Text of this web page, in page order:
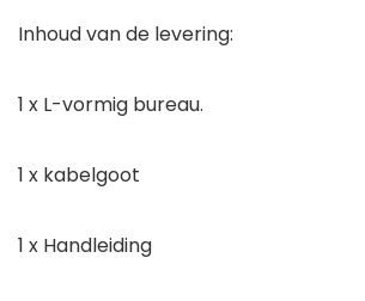
Inhoud van de levering:
1 x L-vormig bureau.
1 x kabelgoot
1 x Handleiding